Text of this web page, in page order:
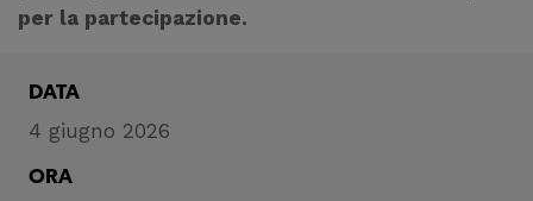
per la partecipazione.
DATA
4 giugno 2026
ORA